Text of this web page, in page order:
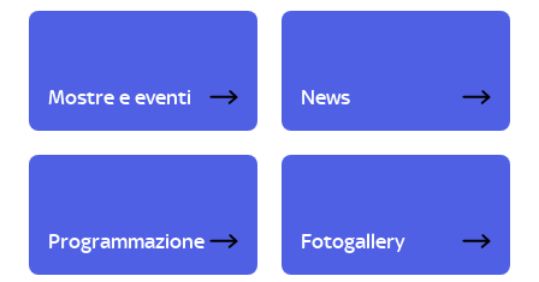
Mostre e eventi News
Programmazione Fotogallery